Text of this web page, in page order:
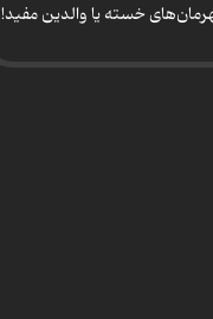
خسته یا والدین مفید!